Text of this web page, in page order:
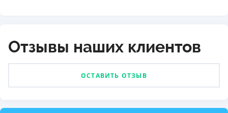
Отзывы наших клиентов
ОСТАВИТЬ ОТЗЫВ